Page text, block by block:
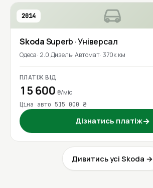
2014
SkodaSuperb · Універсал
Одеса 2.0 Дизель Автомат 370к км
ПЛАТІЖ ВІД
15 600 ₴/міс
Ціна авто 515 000 ₴
Дізнатись платіж→
Дивитись усі Skoda →